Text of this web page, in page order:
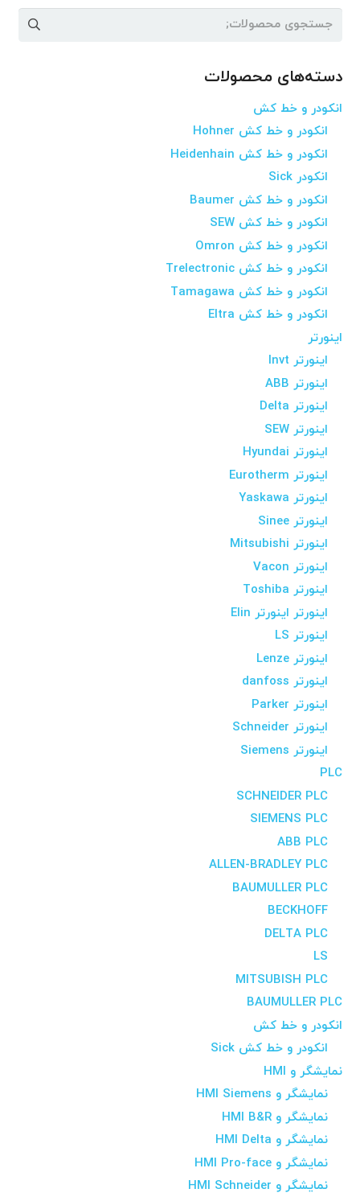
جستجو
دسته‌های محصولات
انکودر و خط کش
انکودر و خط کش Hohner
انکودر و خط کش Heidenhain
انکودر Sick
انکودر و خط کش Baumer
انکودر و خط کش SEW
انکودر و خط کش Omron
انکودر و خط کش Trelectronic
انکودر و خط کش Tamagawa
انکودر و خط کش Eltra
اینورتر
اینورتر Invt
اینورتر ABB
اینورتر Delta
اینورتر SEW
اینورتر Hyundai
اینورتر Eurotherm
اینورتر Yaskawa
اینورتر Sinee
اینورتر Mitsubishi
اینورتر Vacon
اینورتر Toshiba
اینورتر اینورتر Elin
اینورتر LS
اینورتر Lenze
اینورتر danfoss
اینورتر Parker
اینورتر Schneider
اینورتر Siemens
PLC
SCHNEIDER PLC
SIEMENS PLC
ABB PLC
ALLEN-BRADLEY PLC
BAUMULLER PLC
BECKHOFF
DELTA PLC
LS
MITSUBISH PLC
BAUMULLER PLC
انکودر و خط کش
انکودر و خط کش Sick
نمایشگر و HMI
نمایشگر و HMI Siemens
نمایشگر و HMI B&R
نمایشگر و HMI Delta
نمایشگر و HMI Pro-face
نمایشگر و HMI Schneider